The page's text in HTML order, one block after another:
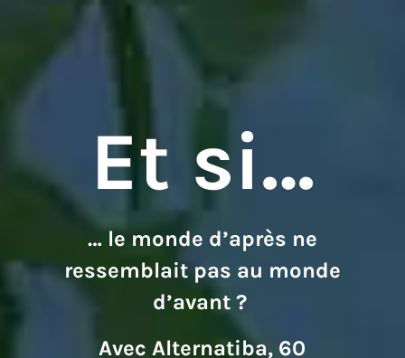
Et si…
… le monde d’après ne
ressemblait pas au monde
d’avant ?
Avec Alternatiba, 60